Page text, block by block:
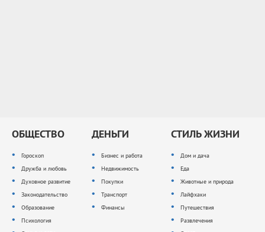
ОБЩЕСТВО
Гороскоп
Дружба и любовь
Духовное развитие
Законодательство
Образование
Психология
ДЕНЬГИ
Бизнес и работа
Недвижимость
Покупки
Транспорт
Финансы
СТИЛЬ ЖИЗНИ
Дом и дача
Еда
Животные и природа
Лайфхаки
Путешествия
Развлечения